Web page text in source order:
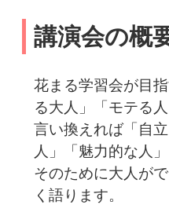
講演会の概
花まる学習会が目
る大人」「モテる人
言い換えれば「自
人」「魅力的な人
そのために大人が
く語ります。